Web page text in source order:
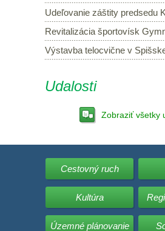
Udeľovanie záštity predsedu
Revitalizácia športovísk
Výstavba telocvične v
Udalosti
Zobraziť všetky
Cestovný ruch
Kultúra
Územné plánovanie